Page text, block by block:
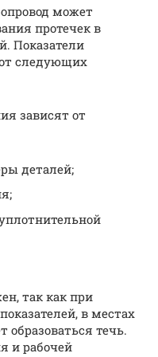
может
протечек в
Показатели
следующих
зависят от
деталей;
так как при
в местах
течь.
и рабочей